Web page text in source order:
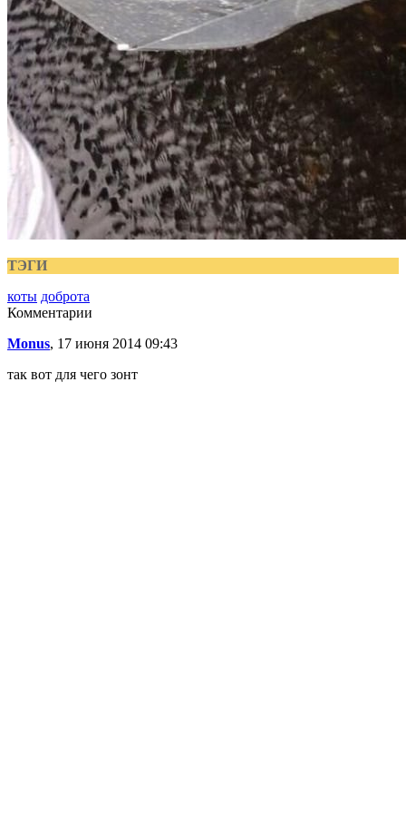
ТЭГИ
коты доброта
Комментарии
Monus, 17 июня 2014 09:43
так вот для чего зонт